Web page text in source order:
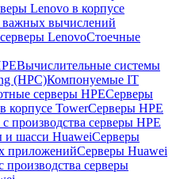
Lenovo в корпусе
важных вычислений
LenovoСтоечные
Вычислительные системы
(HPC)Компонуемые IT
серверы HPEСерверы
корпусе TowerСерверы HPE
производства серверы HPE
и шасси HuaweiСерверы
приложенийСерверы Huawei
производства серверы